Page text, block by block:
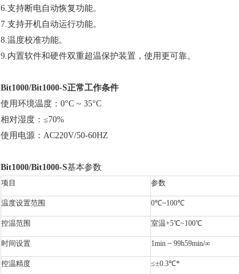
6.支持断电自动恢复功能。
7.支持开机自动运行功能。
8.温度校准功能。
9.内置软件和硬件双重超温保护装置，使用更可靠。
Bit1000/Bit1000-S正常工作条件
使用环境温度：0°C ~ 35°C
相对湿度：≤70%
使用电源：AC220V/50-60HZ
Bit1000/Bit1000-S基本参数
项目 参数
温度设置范围 0℃~100℃
控温范围 室温+5℃~100℃
时间设置 1min ~ 99h59min/∞
控温精度 ≤±0.3℃*